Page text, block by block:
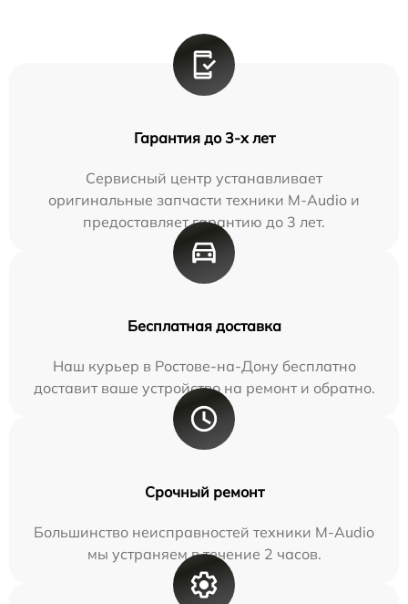
Гарантия до 3-х лет
Сервисный центр устанавливает
оригинальные запчасти техники M-Audio и
предоставляет гарантию до 3 лет.
Бесплатная доставка
Наш курьер в Ростове-на-Дону бесплатно
доставит ваше устройство на ремонт и обратно.
Срочный ремонт
Большинство неисправностей техники M-Audio
мы устраняем в течение 2 часов.